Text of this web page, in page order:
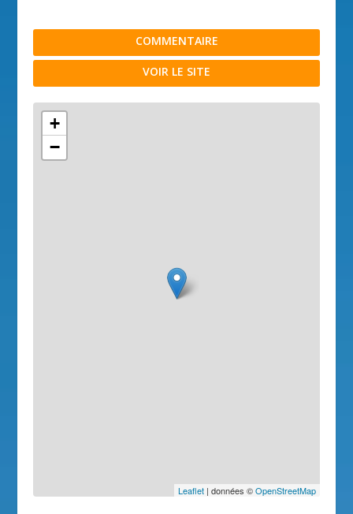
COMMENTAIRE
VOIR LE SITE
+
−
Leaflet| données ©OpenStreetMap